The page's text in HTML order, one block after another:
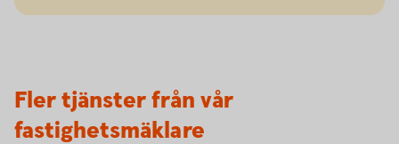
Fler tjänster från vår
fastighetsmäklare